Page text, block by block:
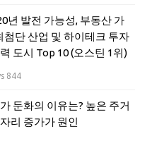
년 발전 가능성, 부동산 가
첨단 산업 및 하이테크 투자
도시 Top 10 (오스틴 1위)
844
둔화의 이유는? 높은 주거
리 증가가 원인